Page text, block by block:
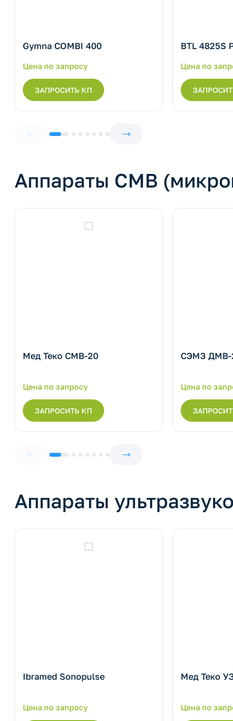
Gymna COMBI 400
Цена по запросу
ЗАПРОСИТЬ КП
BTL 4825S
Цена по
Аппараты СМВ
Мед Теко СМВ-20
Цена по запросу
ЗАПРОСИТЬ КП
СЭМЗ ДМВ-
Цена по
Аппараты
Ibramed Sonopulse
Цена по запросу
Мед Теко
Цена по